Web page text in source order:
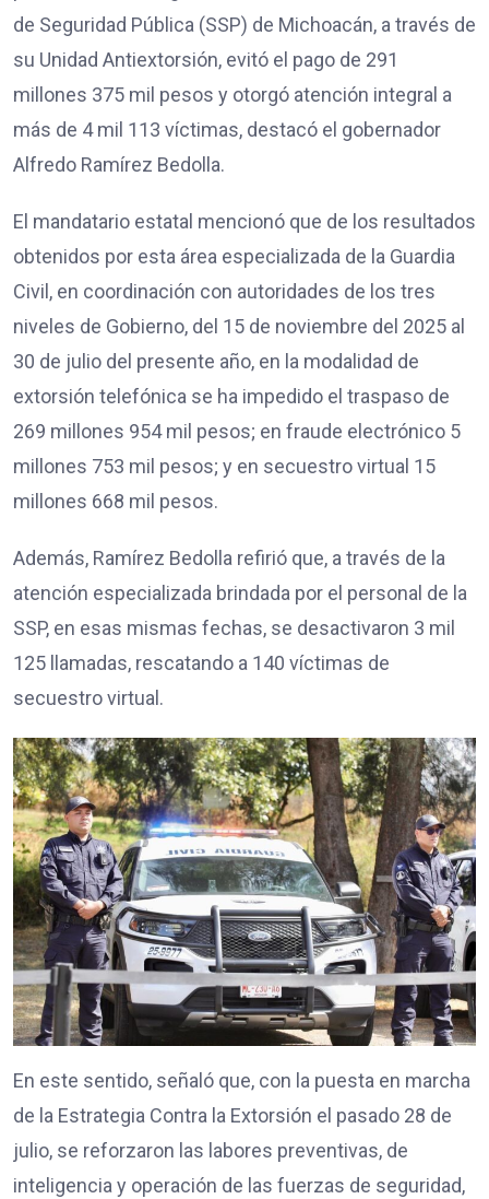
de Seguridad Pública (SSP) de Michoacán, a través de
su Unidad Antiextorsión, evitó el pago de 291
millones 375 mil pesos y otorgó atención integral a
más de 4 mil 113 víctimas, destacó el gobernador
Alfredo Ramírez Bedolla.
El mandatario estatal mencionó que de los resultados
obtenidos por esta área especializada de la Guardia
Civil, en coordinación con autoridades de los tres
niveles de Gobierno, del 15 de noviembre del 2025 al
30 de julio del presente año, en la modalidad de
extorsión telefónica se ha impedido el traspaso de
269 millones 954 mil pesos; en fraude electrónico 5
millones 753 mil pesos; y en secuestro virtual 15
millones 668 mil pesos.
Además, Ramírez Bedolla refirió que, a través de la
atención especializada brindada por el personal de la
SSP, en esas mismas fechas, se desactivaron 3 mil
125 llamadas, rescatando a 140 víctimas de
secuestro virtual.
En este sentido, señaló que, con la puesta en marcha
de la Estrategia Contra la Extorsión el pasado 28 de
julio, se reforzaron las labores preventivas, de
inteligencia y operación de las fuerzas de seguridad,